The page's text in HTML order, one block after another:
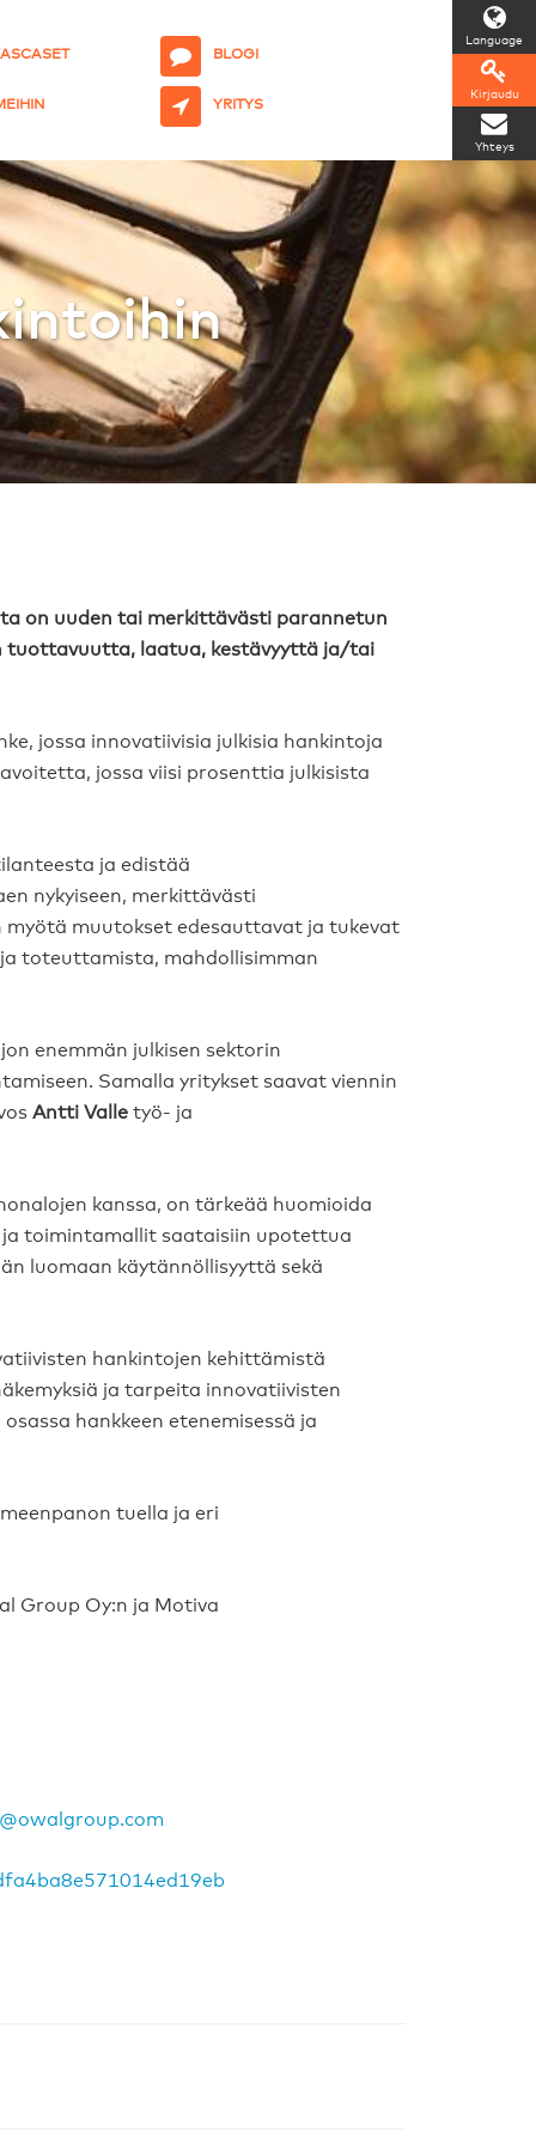
Language
Kirjaudu
Yhteys
BLOGI
YRITYS
on uuden tai merkittävästi parannetun
tuottavuutta, laatua, kestävyyttä ja/tai
jossa innovatiivisia julkisia hankintoja
jossa viisi prosenttia julkisista
ja edistää
nykyiseen, merkittävästi
myötä muutokset edesauttavat ja tukevat
toteuttamista, mahdollisimman
enemmän julkisen sektorin
Samalla yritykset saavat viennin
Antti Valletyö- ja
kanssa, on tärkeää huomioida
toimintamallit saataisiin upotettua
luomaan käytännöllisyyttä sekä
hankintojen kehittämistä
ja tarpeita innovatiivisten
hankkeen etenemisessä ja
tuella ja eri
Group Oy:n ja Motiva